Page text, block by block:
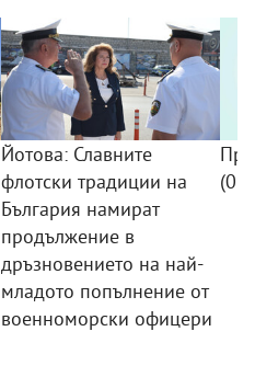
Йотова: Славните
флотски традиции на
България намират
продължение в
дръзновението на най-
младото попълнение от
военноморски офицери